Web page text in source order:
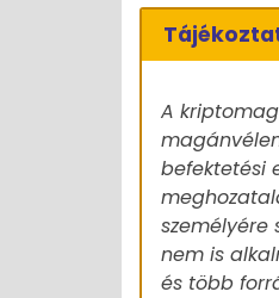
A
befektetési
nem is
és több